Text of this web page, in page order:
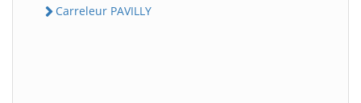
Carreleur PAVILLY